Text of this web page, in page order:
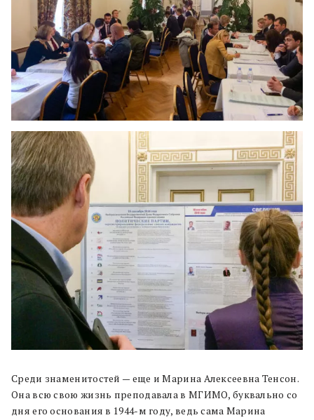
Среди знаменитостей — еще и Марина Алексеевна Тенсон.
Она всю свою жизнь преподавала в МГИМО, буквально со
дня его основания в 1944-м году, ведь сама Марина